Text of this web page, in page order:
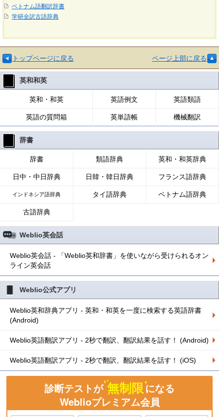
ベトナム語翻訳辞書
学研全訳古語辞典
トップページに戻る ページ上部に戻る
英和和英
英和・和英 英語例文 英語類語
英語の質問箱 英単語帳 機械翻訳
辞書
辞書 類語辞典 英和・和英辞典
日中・中日辞典 日韓・韓日辞典 フランス語辞典
インドネシア語辞典 タイ語辞典 ベトナム語辞典
古語辞典
Weblio英会話
Weblio英会話 - 「Weblio英和辞書」を使いながら受けられるオン
ライン英会話
Weblio公式アプリ
Weblio英和辞典アプリ - 英和・和英を一度に検索する英語辞書
(Android)
Weblio英語翻訳アプリ - 2秒で翻訳、翻訳結果を話す！ (Android)
Weblio英語翻訳アプリ - 2秒で翻訳、翻訳結果を話す！ (iOS)
診断テストが 無制限になる
Weblioプレミアム会員